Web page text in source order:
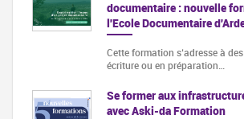
documentaire : nouvelle
l'Ecole Documentaire
Cette formation s‘adresse à
écriture ou en préparation…
Se former aux
avec Aski-da Formation